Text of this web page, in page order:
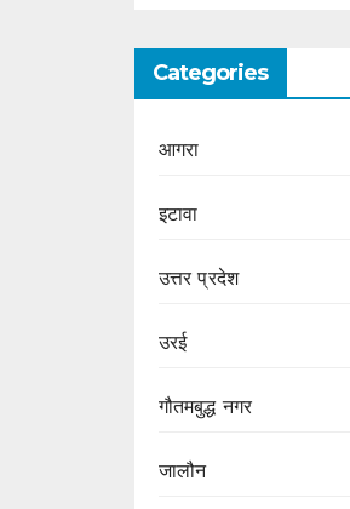
Categories
आगरा
इटावा
उत्तर प्रदेश
उरई
गौतमबुद्ध नगर
जालौन